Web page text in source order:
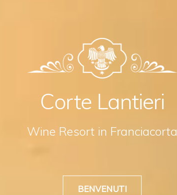
Corte Lantieri
Wine Resort in Franciacorta
BENVENUTI